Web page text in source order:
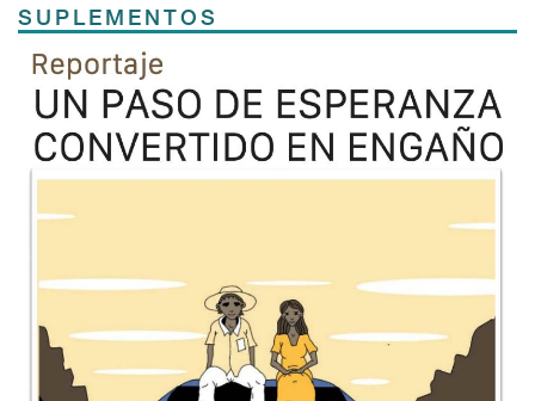
SUPLEMENTOS